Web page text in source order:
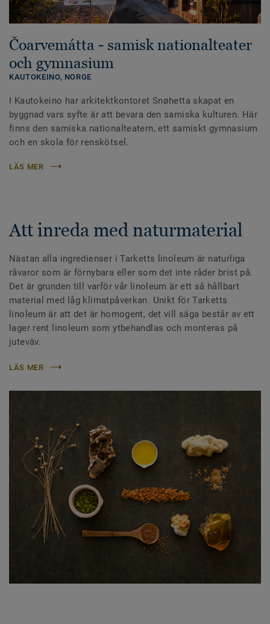
Čoarvemátta - samisk nationalteater
och gymnasium
KAUTOKEINO, NORGE
I Kautokeino har arkitektkontoret Snøhetta skapat en
byggnad vars syfte är att bevara den samiska kulturen. Här
finns den samiska nationalteatern, ett samiskt gymnasium
och en skola för renskötsel.
LÄS MER
Att inreda med naturmaterial
Nästan alla ingredienser i Tarketts linoleum är naturliga
råvaror som är förnybara eller som det inte råder brist på.
Det är grunden till varför vår linoleum är ett så hållbart
material med låg klimatpåverkan. Unikt för Tarketts
linoleum är att det är homogent, det vill säga består av ett
lager rent linoleum som ytbehandlas och monteras på
juteväv.
LÄS MER